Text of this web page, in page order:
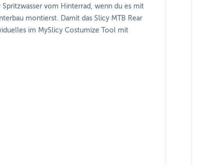
vom Hinterrad, wenn du es mit
montierst. Damit das Slicy MTB Rear
im MySlicy Costumize Tool mit